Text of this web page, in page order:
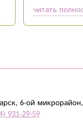
читать
6-ой
931-29-59